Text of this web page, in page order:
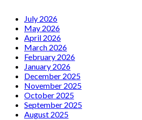
July 2026
May 2026
April 2026
March 2026
February 2026
January 2026
December 2025
November 2025
October 2025
September 2025
August 2025